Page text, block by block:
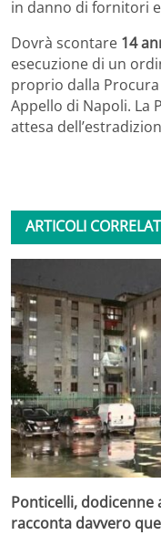
in danno di fornitori
Dovrà scontare 14
esecuzione di un
proprio dalla
Appello di Napoli. La
attesa
ARTICOLI
Ponticelli,
racconta davvero